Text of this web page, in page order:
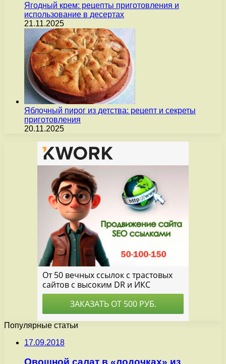
Ягодный крем: рецепты приготовления и
использование в десертах
21.11.2025
Яблочный пирог из детства: рецепт и секреты
приготовления
20.11.2025
Популярные статьи
17.09.2018
Овощной салат в «лодочках» из